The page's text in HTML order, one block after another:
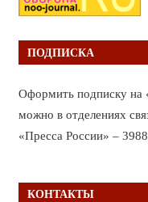
ПОДПИСКА
Оформить подписку на
можно в отделениях
«Пресса России» –
КОНТАКТЫ